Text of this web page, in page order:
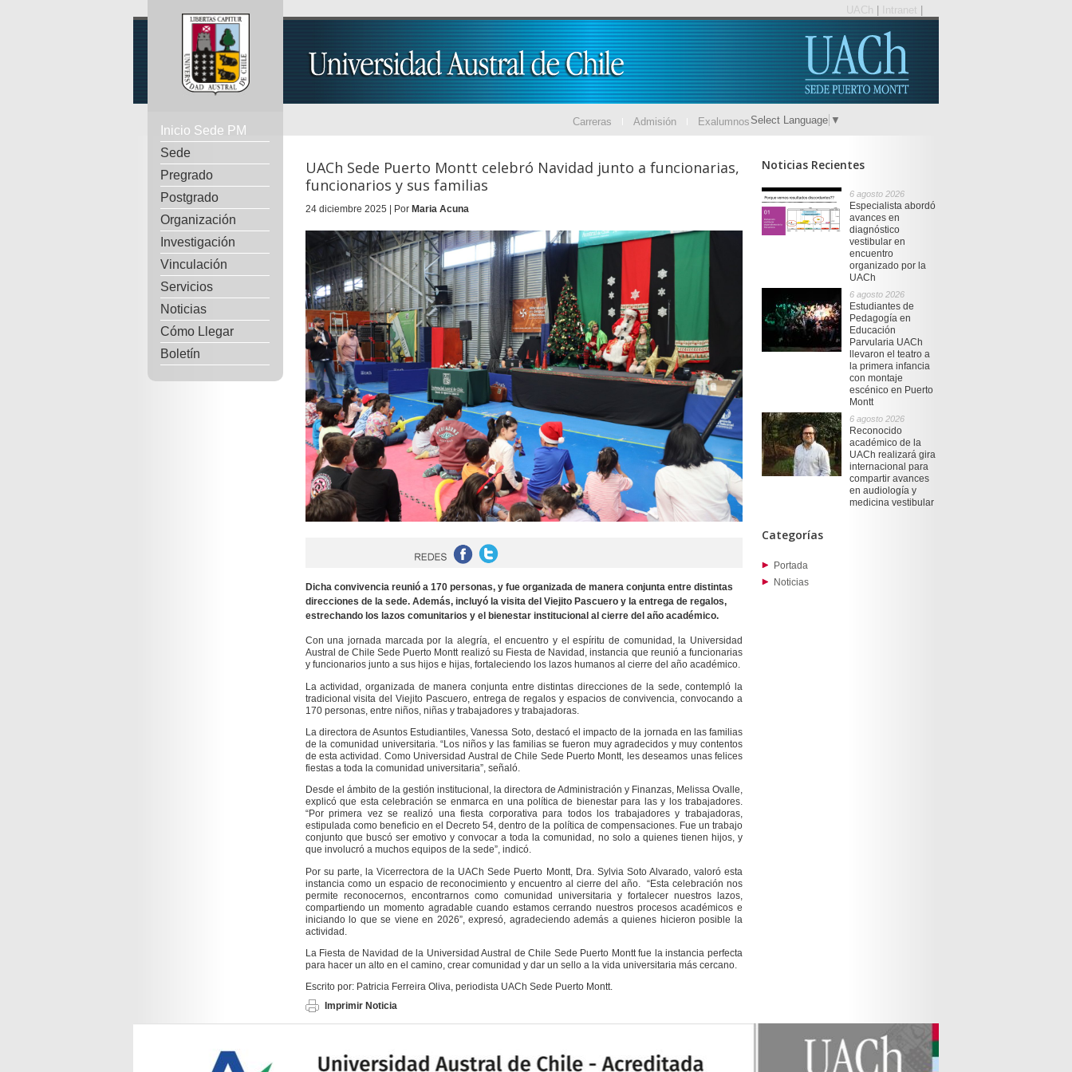
UACh Intranet
Inicio Sede PM
Sede
Pregrado
Postgrado
Organización
Investigación
Vinculación
Servicios
Noticias
Cómo Llegar
Boletín
Carreras Admisión Exalumnos Select Language ▼
UACh Sede Puerto Montt celebró Navidad junto a funcionarias,
funcionarios y sus familias
24 diciembre 2025 | Por Maria Acuna
Dicha convivencia reunió a 170 personas, y fue organizada de manera conjunta entre distintas
direcciones de la sede. Además, incluyó la visita del Viejito Pascuero y la entrega de regalos,
estrechando los lazos comunitarios y el bienestar institucional al cierre del año académico.
Con una jornada marcada por la alegría, el encuentro y el espíritu de comunidad, la Universidad
Austral de Chile Sede Puerto Montt realizó su Fiesta de Navidad, instancia que reunió a funcionarias
y funcionarios junto a sus hijos e hijas, fortaleciendo los lazos humanos al cierre del año académico.
La actividad, organizada de manera conjunta entre distintas direcciones de la sede, contempló la
tradicional visita del Viejito Pascuero, entrega de regalos y espacios de convivencia, convocando a
170 personas, entre niños, niñas y trabajadores y trabajadoras.
La directora de Asuntos Estudiantiles, Vanessa Soto, destacó el impacto de la jornada en las familias
de la comunidad universitaria. “Los niños y las familias se fueron muy agradecidos y muy contentos
de esta actividad. Como Universidad Austral de Chile Sede Puerto Montt, les deseamos unas felices
fiestas a toda la comunidad universitaria”,señaló.
Desde el ámbito de la gestión institucional, la directora de Administración y Finanzas, Melissa Ovalle,
explicó que esta celebración se enmarca en una política de bienestar para las y los trabajadores.
“Por primera vez se realizó una fiesta corporativa para todos los trabajadores y trabajadoras,
estipulada como beneficio en el Decreto 54, dentro de la política de compensaciones. Fue un trabajo
conjunto que buscó ser emotivo y convocar a toda la comunidad, no solo a quienes tienen hijos, y
que involucró a muchos equipos de la sede”,indicó.
Por su parte, la Vicerrectora de la UACh Sede Puerto Montt, Dra. Sylvia Soto Alvarado, valoró esta
instancia como un espacio de reconocimiento y encuentro al cierre del año.“Esta celebración nos
permite reconocernos, encontrarnos como comunidad universitaria y fortalecer nuestros lazos,
compartiendo un momento agradable cuando estamos cerrando nuestros procesos académicos e
iniciando lo que se viene en 2026”,expresó, agradeciendo además a quienes hicieron posible la
actividad.
La Fiesta de Navidad de la Universidad Austral de Chile Sede Puerto Montt fue la instancia perfecta
para hacer un alto en el camino, crear comunidad y dar un sello a la vida universitaria más cercano.
Escrito por: Patricia Ferreira Oliva, periodista UACh Sede Puerto Montt.
Imprimir Noticia
Noticias Recientes
6 agosto 2026
Especialista abordó
avances en
diagnóstico
vestibular en
encuentro
organizado por la
UACh
6 agosto 2026
Estudiantes de
Pedagogía en
Educación
Parvularia UACh
llevaron el teatro a
la primera infancia
con montaje
escénico en Puerto
Montt
6 agosto 2026
Reconocido
académico de la
UACh realizará gira
internacional para
compartir avances
en audiología y
medicina vestibular
Categorías
Portada
Noticias